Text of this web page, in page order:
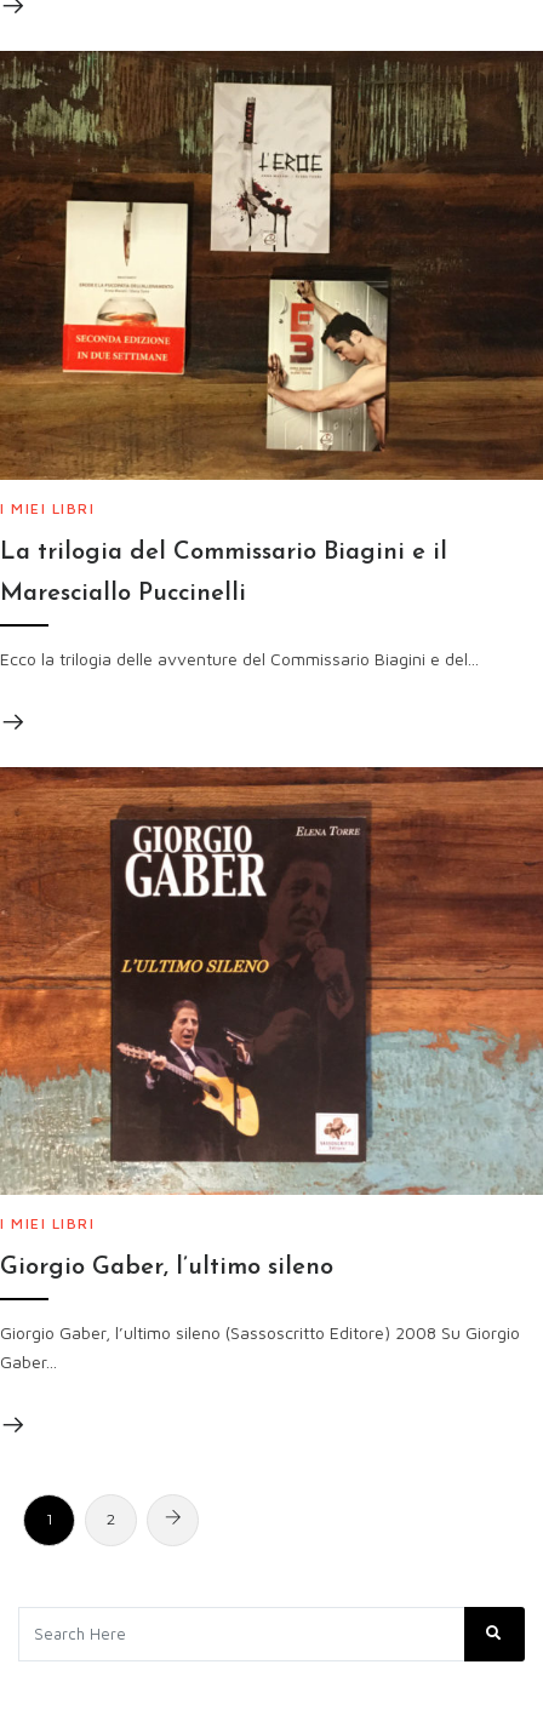
I MIEI LIBRI
La trilogia del Commissario Biagini e il
Maresciallo Puccinelli
Ecco la trilogia delle avventure del Commissario Biagini e del...
I MIEI LIBRI
Giorgio Gaber, l’ultimo sileno
Giorgio Gaber, l’ultimo sileno (Sassoscritto Editore) 2008 Su Giorgio
Gaber...
1 2